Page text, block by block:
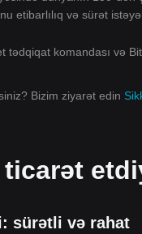
etibarlılıq və sürət
tədqiqat komandası və
Bizim ziyarət edin
sürətli və rahat